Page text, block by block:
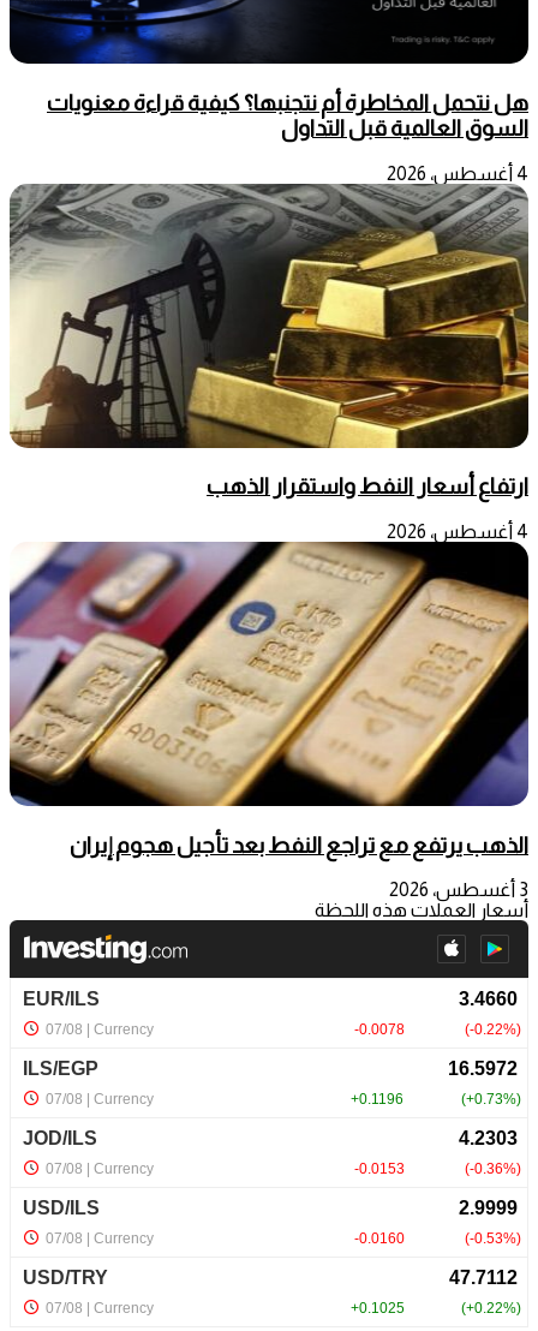
هل نتحمل المخاطرة أم نتجنبها؟ كيفية قراءة معنويات
السوق العالمية قبل التداول
4 أغسطس، 2026
ارتفاع أسعار النفط واستقرار الذهب
4 أغسطس، 2026
الذهب يرتفع مع تراجع النفط بعد تأجيل هجوم إيران
3 أغسطس، 2026
أسعار العملات هذه اللحظة